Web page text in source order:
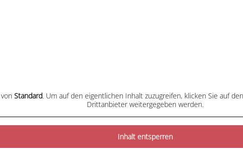
Standard. Um auf den eigentlichen Inhalt zuzugreifen, klicken Sie auf
Drittanbieter weitergegeben werden.
Inhalt entsperren